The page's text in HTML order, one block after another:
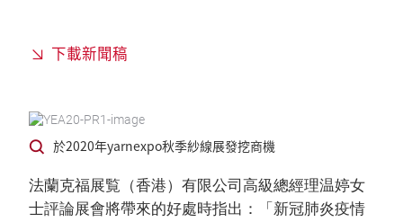
下載新聞稿
於2020年yarnexpo秋季紗線展發挖商機
法蘭克福展覧（香港）有限公司高級總經理温婷女
士評論展會將帶來的好處時指出：「新冠肺炎疫情